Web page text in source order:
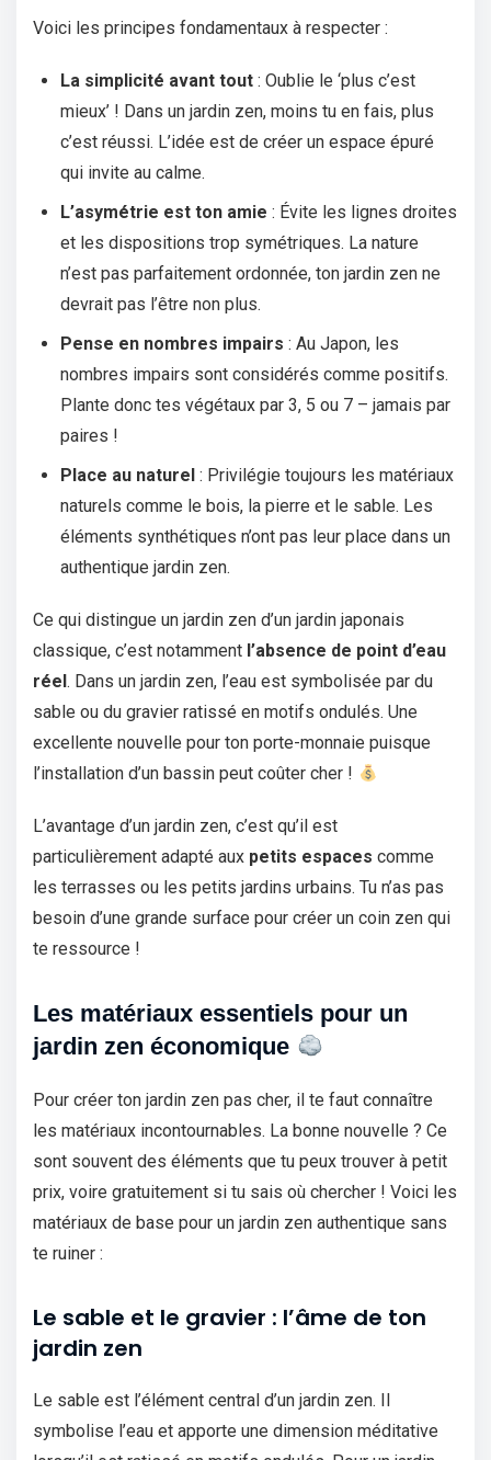
Voici les principes fondamentaux à respecter :
La simplicité avant tout : Oublie le ‘plus c’est
mieux’ ! Dans un jardin zen, moins tu en fais, plus
c’est réussi. L’idée est de créer un espace épuré
qui invite au calme.
L’asymétrie est ton amie : Évite les lignes droites
et les dispositions trop symétriques. La nature
n’est pas parfaitement ordonnée, ton jardin zen ne
devrait pas l’être non plus.
Pense en nombres impairs : Au Japon, les
nombres impairs sont considérés comme positifs.
Plante donc tes végétaux par 3, 5 ou 7 – jamais par
paires !
Place au naturel : Privilégie toujours les matériaux
naturels comme le bois, la pierre et le sable. Les
éléments synthétiques n’ont pas leur place dans un
authentique jardin zen.
Ce qui distingue un jardin zen d’un jardin japonais
classique, c’est notamment l’absence de point d’eau
réel. Dans un jardin zen, l’eau est symbolisée par du
sable ou du gravier ratissé en motifs ondulés. Une
excellente nouvelle pour ton porte-monnaie puisque
l’installation d’un bassin peut coûter cher !
L’avantage d’un jardin zen, c’est qu’il est
particulièrement adapté aux petits espaces comme
les terrasses ou les petits jardins urbains. Tu n’as pas
besoin d’une grande surface pour créer un coin zen qui
te ressource !
Les matériaux essentiels pour un
jardin zen économique
Pour créer ton jardin zen pas cher, il te faut connaître
les matériaux incontournables. La bonne nouvelle ? Ce
sont souvent des éléments que tu peux trouver à petit
prix, voire gratuitement si tu sais où chercher ! Voici les
matériaux de base pour un jardin zen authentique sans
te ruiner :
Le sable et le gravier : l’âme de ton
jardin zen
Le sable est l’élément central d’un jardin zen. Il
symbolise l’eau et apporte une dimension méditative